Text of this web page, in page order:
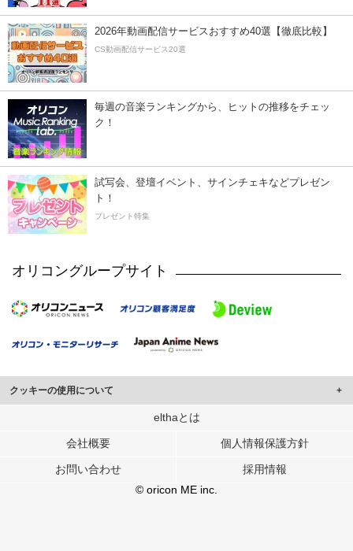
2026年動画配信サービスおすすめ40選【徹底比較】
CS動画配信サービス20選
毎週の音楽ランキングから、ヒットの推移をチェッ
ク！
試写会、登壇イベント、サインチェキなどプレゼン
ト！
プレゼント特集
オリコングループサイト
クッキーの使用について
このサイトでは Cookie を使用して、ユーザーに合わせたコンテンツや広告の
行っています。
メディアや広告配信、データ解析の各パートナーに提供しています。
各パートナーは、この情報とユーザーが各パートナーに提供した他の情報や、
ユーザーが各パートナーのサービスを使用したときに収集した他の情報を組み
elthaとは
会社概要 個人情報保護方針
お問い合わせ
採用情報
© oricon ME inc.